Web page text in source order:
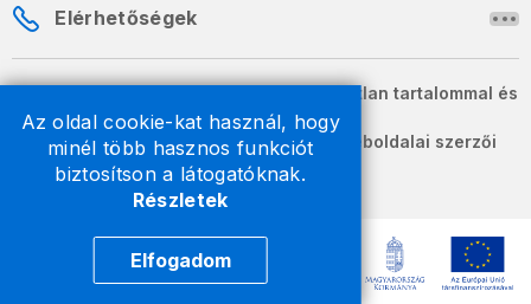
Az oldal cookie-kat használ, hogy
minél több hasznos funkciót
biztosítson a látogatóknak.
Részletek
Elfogadom
Elérhetőségek
A honlapon szereplő információk változatlan tartalommal és
formában szabadon terjeszthetők.
2026 © A Nemzeti Adó- és Vámhivatal weboldalai szerzői
jogvédelem alatt állnak.